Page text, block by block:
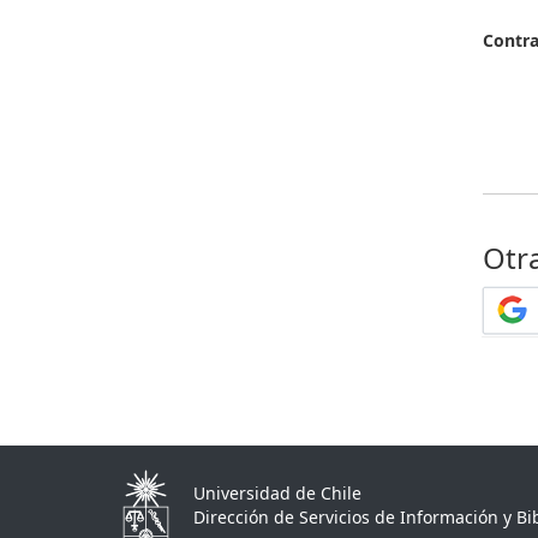
Universidad de Chile
Dirección de Servicios de Información y